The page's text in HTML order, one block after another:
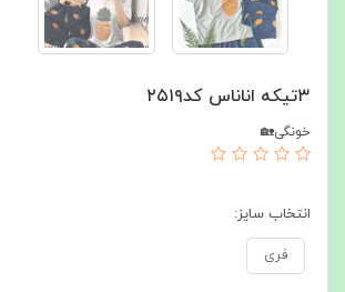
۳تیکه اناناس کد۲۵۱۹
خونگی🏡
انتخاب سایز:
فری